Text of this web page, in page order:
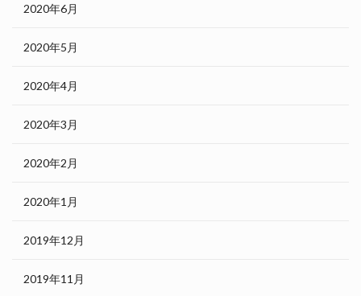
2020年6月
2020年5月
2020年4月
2020年3月
2020年2月
2020年1月
2019年12月
2019年11月